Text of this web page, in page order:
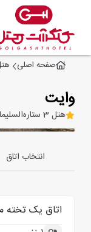
صفحه اصلی
وایت
هتل 3 ستاره
انتخاب اتاق
اتاق یک تخته